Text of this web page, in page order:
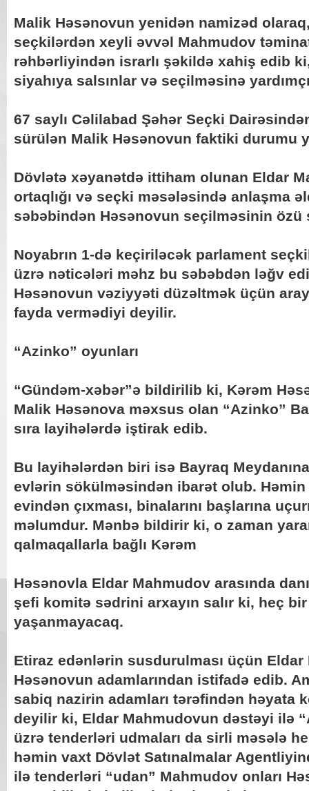
Malik Həsənovun yenidən namizəd
seçkilərdən xeyli əvvəl Mahmudov
rəhbərliyindən israrlı şəkildə xahiş edib
siyahıya salsınlar və seçilməsinə
67 saylı Cəlilabad Şəhər Seçki
sürülən Malik Həsənovun faktiki durumu
Dövlətə xəyanətdə ittiham olunan Eldar
ortaqlığı və seçki məsələsində anlaşma
səbəbindən Həsənovun seçilməsinin özü
Noyabrın 1-də keçiriləcək parlament
üzrə nəticələri məhz bu səbəbdən ləğv
Həsənovun vəziyyəti düzəltmək üçün
fayda vermədiyi deyilir.
“Azinko” oyunları
“Gündəm-xəbər”ə bildirilib ki, Kərəm
Malik Həsənova məxsus olan “Azinko”
sıra layihələrdə iştirak edib.
Bu layihələrdən biri isə Bayraq
evlərin sökülməsindən ibarət olub. Həmin
evindən çıxması, binalarını başlarına
məlumdur. Mənbə bildirir ki, o zaman
qalmaqallarla bağlı Kərəm
Həsənovla Eldar Mahmudov arasında
şefi komitə sədrini arxayın salır ki, heç
yaşanmayacaq.
Etiraz edənlərin susdurulması üçün
Həsənovun adamlarından istifadə edib.
sabiq nazirin adamları tərəfindən həyata
deyilir ki, Eldar Mahmudovun dəstəyi ilə
üzrə tenderləri udmaları da sirli məsələ
həmin vaxt Dövlət Satınalmalar
ilə tenderləri “udan” Mahmudov onları